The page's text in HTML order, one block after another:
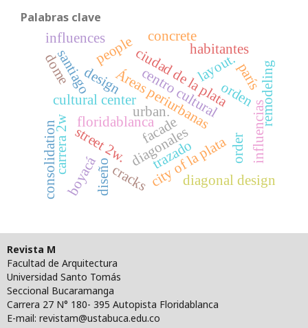
Palabras clave
Áreas periurbanas
design
street 2w.
centro cultural
floridablanca
cultural centerciudad de la plata
diagonales
diseño
orden
trazado
city of la plata
diagonal design
order
layout.
carrera 2w
habitantes
influencias
parís
santiagopeople
influences
remodeling
urban.
boyacá
consolidation
concrete
dome
facade
cracks
Revista M
Facultad de Arquitectura
Universidad Santo Tomás
Seccional Bucaramanga
Carrera 27 N° 180- 395 Autopista Floridablanca
E-mail: revistam@ustabuca.edu.co